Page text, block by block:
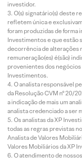
investidor.
O(s) signatário(s) deste
refletem única e
foram produzidas de forma
Investimentos e que estão
decorrência de alterações
remuneração(es) é(são)
provenientes dos negócios
Investimentos.
O analista responsável
da Resolução CVM nº 20/
a indicação de mais um
analista credenciado a ser
Os analistas da XP
todas as regras previstas
Analista de Valores
Valores Mobiliários da XP
O atendimento de